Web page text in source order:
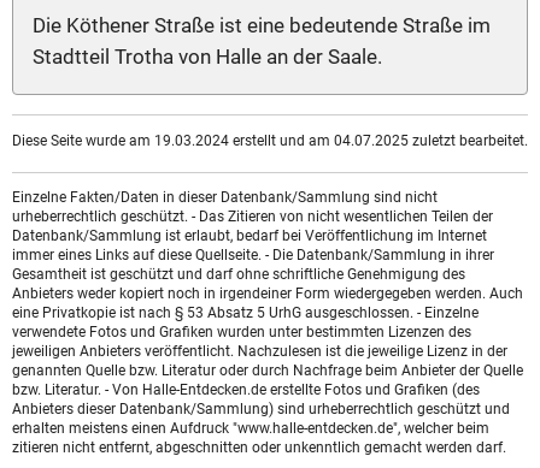
Die Köthener Straße ist eine bedeutende Straße im
Stadtteil Trotha von Halle an der Saale.
Diese Seite wurde am 19.03.2024 erstellt und am 04.07.2025 zuletzt bearbeitet.
Einzelne Fakten/Daten in dieser Datenbank/Sammlung sind nicht
urheberrechtlich geschützt. - Das Zitieren von nicht wesentlichen Teilen der
Datenbank/Sammlung ist erlaubt, bedarf bei Veröffentlichung im Internet
immer eines Links auf diese Quellseite. - Die Datenbank/Sammlung in ihrer
Gesamtheit ist geschützt und darf ohne schriftliche Genehmigung des
Anbieters weder kopiert noch in irgendeiner Form wiedergegeben werden. Auch
eine Privatkopie ist nach § 53 Absatz 5 UrhG ausgeschlossen. - Einzelne
verwendete Fotos und Grafiken wurden unter bestimmten Lizenzen des
jeweiligen Anbieters veröffentlicht. Nachzulesen ist die jeweilige Lizenz in der
genannten Quelle bzw. Literatur oder durch Nachfrage beim Anbieter der Quelle
bzw. Literatur. - Von Halle-Entdecken.de erstellte Fotos und Grafiken (des
Anbieters dieser Datenbank/Sammlung) sind urheberrechtlich geschützt und
erhalten meistens einen Aufdruck "www.halle-entdecken.de", welcher beim
zitieren nicht entfernt, abgeschnitten oder unkenntlich gemacht werden darf.